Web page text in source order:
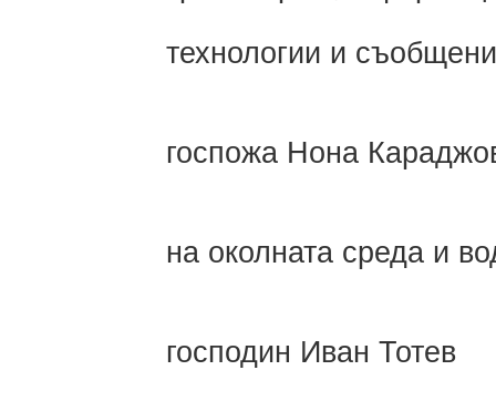
технологии и
госпожа Нона
на околната среда и
господин Иван Тотев